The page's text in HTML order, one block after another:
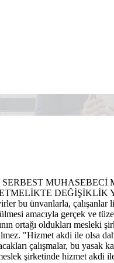
SERBEST
DEĞİŞİKLİK
bu ünvanlarla,
amacıyla gerçek ve
ortağı oldukları mesleki
"Hizmet akdi ile olsa
çalışmalar, bu
şirketinde hizmet akdi